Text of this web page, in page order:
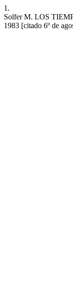
1.
Solfer M. LOS
1983 [citado 6º de